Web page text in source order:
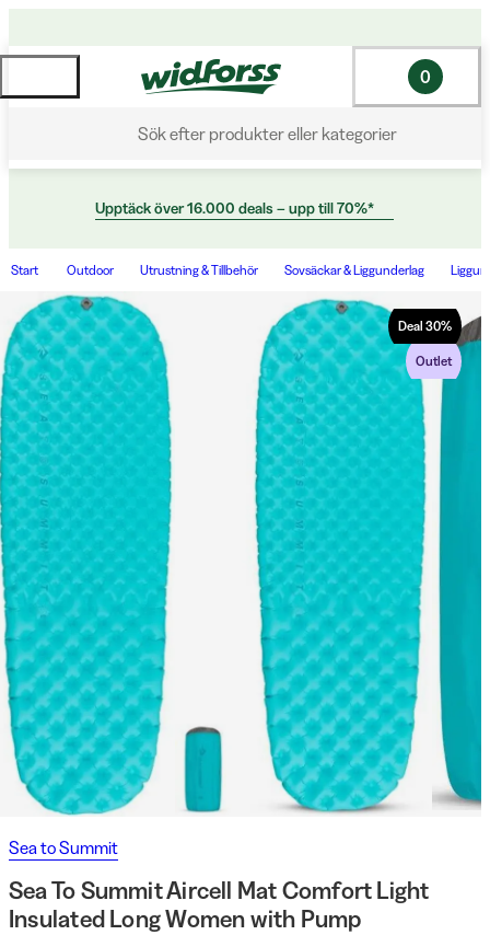
Sök efter produkter eller kategorier
0
Upptäck över 16.000 deals – upp till 70%*
Start Outdoor Utrustning & Tillbehör Sovsäckar & Liggunderlag
Deal 30%
Outlet
Sea to Summit
Sea To Summit Aircell Mat Comfort Light
Insulated Long Women with Pump